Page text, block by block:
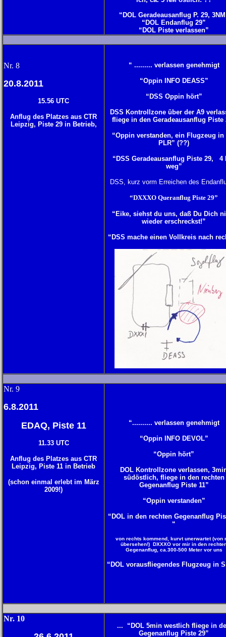
“DOL Geradeausanflug P. 29,
“DOL Endanflug 29”
“DOL Piste verlassen”
Nr. 8
20.8.2011
15.56 UTC
Anflug des Platzes aus CTR
Leipzig, Piste 29 in Betrieb,
“ ......... verlassen genehmigt
“Oppin INFO DEASS”
“DSS Oppin hört”
DSS Kontrollzone über der A9
fliege in den Geradeausanflug Piste
“Oppin verstanden, ein Flugzeug in
PLR” (??)
“DSS Geradeausanflug Piste 29, 4
weg”
DSS, kurz vorm Erreichen des
“DXXXO Queranflug Piste 29”
“Eike, siehst du uns, daß Du Dich
wieder erschreckst!”
“DSS mache einen Vollkreis nach
Nr. 9
6.8.2011
EDAQ, Piste 11
11.33 UTC
Anflug des Platzes aus CTR
Leipzig, Piste 11 in Betrieb
(schon einmal erlebt im März
2009!)
“.......... verlassen genehmigt
“Oppin INFO DEVOL”
“Oppin hört”
DOL Kontrollzone verlassen,
südöstlich, fliege in den rechten
Gegenanflug Piste 11”
“Oppin verstanden”
“DOL in den rechten Gegenanflug
“
von rechts kommend, kurvt unerwartet (von
übersehen!) DXXXO vor mir in den
Gegenanflug, ca.300-500 Meter vor uns
“DOL vorausfliegendes Flugzeug in
Nr. 10
... “DOL 5min westlich fliege in
Gegenanflug Piste 29”